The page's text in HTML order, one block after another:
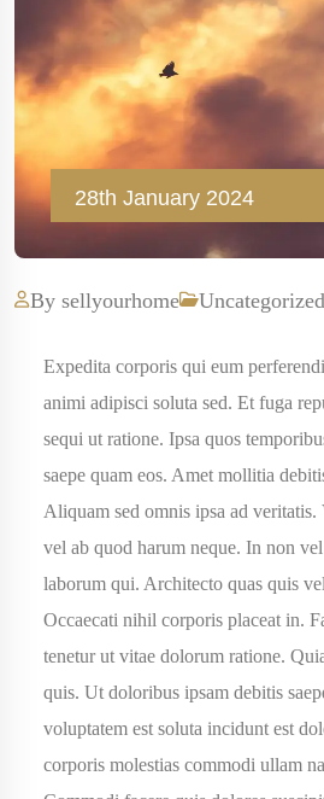
28th January 2024
By sellyourhome Uncategorized
Expedita corporis qui eum
animi adipisci soluta sed. Et fuga
sequi ut ratione. Ipsa quos
saepe quam eos. Amet mollitia
Aliquam sed omnis ipsa ad veritatis.
vel ab quod harum neque. In non
laborum qui. Architecto quas quis
Occaecati nihil corporis placeat in.
tenetur ut vitae dolorum ratione.
quis. Ut doloribus ipsam debitis
voluptatem est soluta incidunt est
corporis molestias commodi ullam